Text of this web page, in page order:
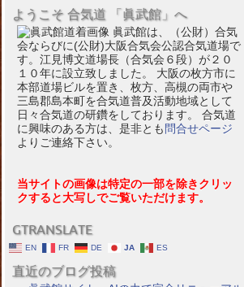
ようこそ 合気道 「眞武館」へ
眞武館は、（公財）合気
会ならびに(公財)大阪合気会公認合気道場で
す。江見博文道場長（合気会６段）が２０
１０年に設立致しました。 大阪の枚方市に
本部道場ビルを置き、枚方、高槻の両市や
三島郡島本町を合気道普及活動地域として
日々合気道の研鑽をしております。 合気道
に興味のある方は、是非とも 問合せページ
よりご連絡下さい。
当サイトの画像は特定の一部を除きクリッ
クすると大写しでご覧いただけます。
GTRANSLATE
EN FR DE JA ES
直近のブログ投稿